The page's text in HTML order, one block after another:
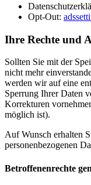
Opt-Out:
Ihre Rechte und
Sollten Sie mit der
nicht mehr
werden wir auf eine
Sperrung Ihrer Daten
Korrekturen
möglich ist).
Auf Wunsch erhalten
personenbezogenen
Betroffenenrechte